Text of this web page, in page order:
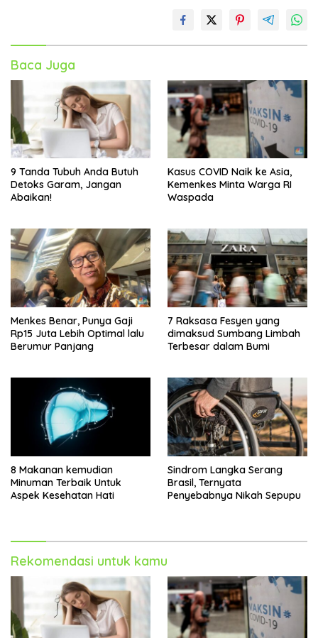
Baca Juga
9 Tanda Tubuh Anda Butuh
Detoks Garam, Jangan
Abaikan!
Kasus COVID Naik ke Asia,
Kemenkes Minta Warga RI
Waspada
Menkes Benar, Punya Gaji
Rp15 Juta Lebih Optimal lalu
Berumur Panjang
7 Raksasa Fesyen yang
dimaksud Sumbang Limbah
Terbesar dalam Bumi
8 Makanan kemudian
Minuman Terbaik Untuk
Aspek Kesehatan Hati
Sindrom Langka Serang
Brasil, Ternyata
Penyebabnya Nikah Sepupu
Rekomendasi untuk kamu